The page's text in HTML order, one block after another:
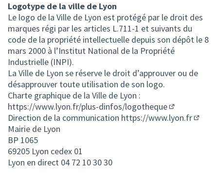
Logotype de la ville de Lyon
Le logo de la Ville de Lyon est protégé par le droit des
marques régi par les articles L.711-1 et suivants du
code de la propriété intellectuelle depuis son dépôt le 8
mars 2000 à l’Institut National de la Propriété
Industrielle (INPI).
La Ville de Lyon se réserve le droit d’approuver ou de
désapprouver toute utilisation de son logo.
Charte graphique de la Ville de Lyon :
https://www.lyon.fr/plus-dinfos/logotheque
(Lien externe)
Direction de la communication https://www.lyon.fr
Mairie de Lyon
BP 1065
69205 Lyon cedex 01
Lyon en direct 04 72 10 30 30